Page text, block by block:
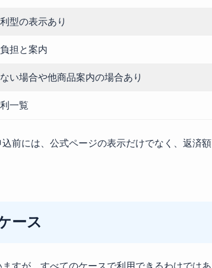
型の表示あり
担と案内
い場合や他商品案内の場合あり
一覧
前には、公式ページの表示だけでなく、返済額
ース